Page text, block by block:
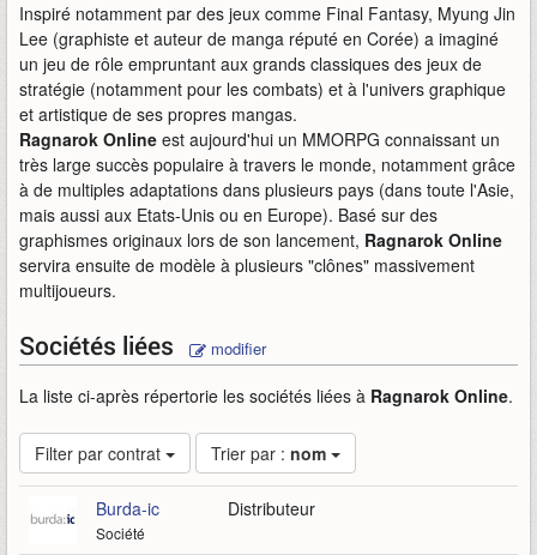
Inspiré notamment par des jeux comme Final Fantasy, Myung Jin
Lee (graphiste et auteur de manga réputé en Corée) a imaginé
un jeu de rôle empruntant aux grands classiques des jeux de
stratégie (notamment pour les combats) et à l'univers graphique
et artistique de ses propres mangas.
Ragnarok Online est aujourd'hui un MMORPG connaissant un
très large succès populaire à travers le monde, notamment grâce
à de multiples adaptations dans plusieurs pays (dans toute l'Asie,
mais aussi aux Etats-Unis ou en Europe). Basé sur des
graphismes originaux lors de son lancement, Ragnarok Online
servira ensuite de modèle à plusieurs "clônes" massivement
multijoueurs.
Sociétés liées modifier
La liste ci-après répertorie les sociétés liées à Ragnarok Online.
Filter par contrat Trier par : nom
Burda-ic
Société
Distributeur